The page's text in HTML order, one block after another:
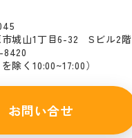
市城山1丁目6-32 Sビル2階
除く10:00~17:00）
お問い合せ